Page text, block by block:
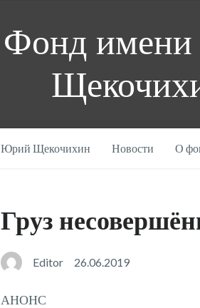
Фонд
Юрий Щекочихин Новости О
Груз
Editor 26.06.2019
АНОНС